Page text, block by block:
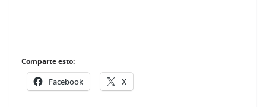
Comparte esto:
Facebook X